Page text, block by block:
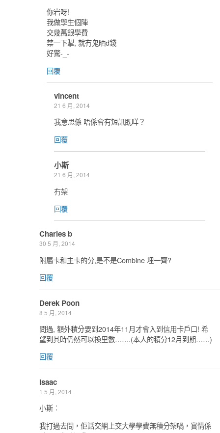
你岩呀!
我做學生個陣
交幾萬銀學費
禁一下掣, 就冇鬼晒d錢
好驚-_-
回覆
vincent
21 6 月, 2014
我意思係 唔係會有短訊既咩？
回覆
小斯
21 6 月, 2014
冇架
回覆
Charles b
30 5 月, 2014
附屬卡和主卡的分,是不是Combine 埋一齊?
回覆
Derek Poon
8 5 月, 2014
問過, 額外積分要到2014年11月才會入到信用卡戶口! 希
望到其時仍然可以換里數…….(本人的積分12月到期……)
回覆
Isaac
1 5 月, 2014
小斯︰
我打過去問，佢話交網上交大學學費無積分架喎，實情係